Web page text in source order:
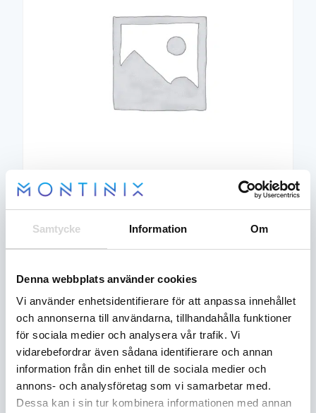
Samtycke Information Om
Denna webbplats använder cookies
Vi använder enhetsidentifierare för att anpassa innehållet
och annonserna till användarna, tillhandahålla funktioner
för sociala medier och analysera vår trafik. Vi
vidarebefordrar även sådana identifierare och annan
information från din enhet till de sociala medier och
annons- och analysföretag som vi samarbetar med.
Dessa kan i sin tur kombinera informationen med annan
MOUNT-WINDSHIELD
FRONT RH
132
Artikelnummer:
WINDSHIELD
FRONT
RH
mängd
Lägg till i
varukorg
Fraktfritt
1000:-
14
dagars
öppet
Lägsta
garanti
Tillgänglig - skickas omgående
Recensioner
(0)